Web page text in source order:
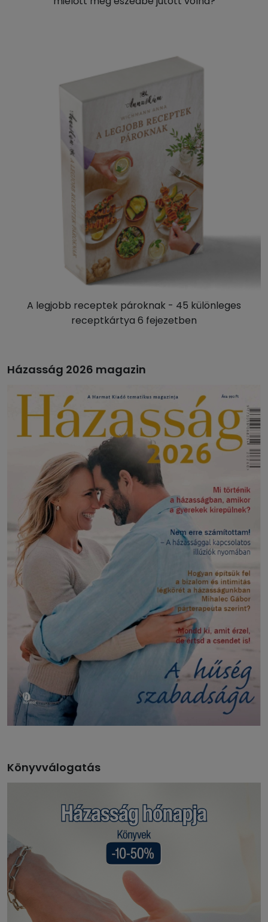
A legjobb receptek pároknak - 45 különleges
receptkártya 6 fejezetben
Házasság 2026 magazin
Könyvválogatás